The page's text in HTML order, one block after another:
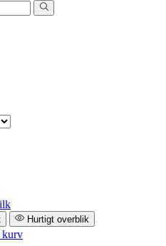
Hurtigt overblik